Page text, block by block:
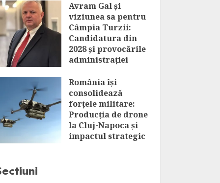
Avram Gal și
viziunea sa pentru
Câmpia Turzii:
Candidatura din
2028 și provocările
administrației
JULY 28, 2026
România își
consolidează
forțele militare:
Producția de drone
la Cluj-Napoca și
impactul strategic